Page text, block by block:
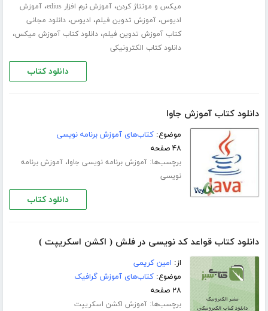
میکس و مونتاژ کردن،آموزش نرم افزار edius ،آموزش
ادیوس،آموزش تدوین فیلم، ادیوس،دانلود مجانی
کتاب آموزش تدوین فیلم،دانلود کتاب آموزش میکس،
دانلود کتاب الکترونیکی
دانلود کتاب
دانلود کتاب آموزش جاوا
موضوع:کتاب‌های آموزش برنامه نویسی
۴۸ صفحه
برچسب‌ها:آموزش برنامه نویسی جاوا،آموزش برنامه
نویسی
دانلود کتاب
دانلود کتاب قواعد کد نویسی در فلش ( اکشن اسکریپت )
از: امین کریمی
موضوع:کتاب‌های آموزش گرافیک
۲۸ صفحه
برچسب‌ها:آموزش اکشن اسکریپت